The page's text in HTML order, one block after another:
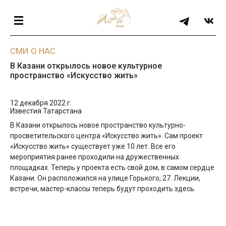
СМИ О НАС
В Казани открылось новое культурное
пространство «Искусство жить»
12 декабря 2022 г.
Известия Татарстана
В Казани открылось новое пространство культурно-
просветительского центра «Искусство жить». Сам проект
«Искусство жить» существует уже 10 лет. Все его
мероприятия ранее проходили на дружественных
площадках. Теперь у проекта есть свой дом, в самом сердце
Казани. Он расположился на улице Горького, 27. Лекции,
встречи, мастер-классы теперь будут проходить здесь.